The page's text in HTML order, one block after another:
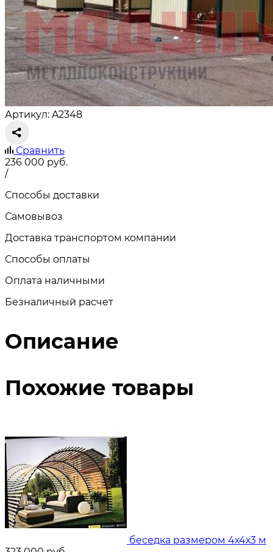
Артикул: A2348
Сравнить
236 000 руб.
/
Способы доставки
Самовывоз
Доставка транспортом компании
Способы оплаты
Оплата наличными
Безналичный расчет
Описание
Похожие товары
беседка размером 4х4х3 м